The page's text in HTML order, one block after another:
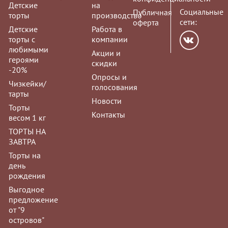
Детские
торты
Детские
торты с
любимыми
героями
-20%
Чизкейки/
тарты
Торты
весом 1 кг
ТОРТЫ НА
ЗАВТРА
Торты на
день
рождения
Выгодное
предложение
от "9
островов"
на
производство
Работа в
компании
Акции и
скидки
Опросы и
голосования
Новости
Контакты
Публичная
оферта
Социальные
сети: